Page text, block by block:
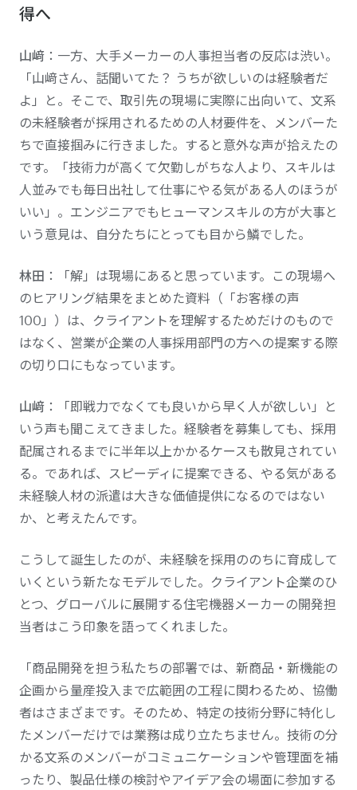
得へ
山﨑 ：一方、大手メーカーの人事担当者の反応は渋い。
「山﨑さん、話聞いてた？ うちが欲しいのは経験者だ
よ」と。そこで、取引先の現場に実際に出向いて、文系
の未経験者が採用されるための人材要件を、メンバーた
ちで直接掴みに行きました。すると意外な声が拾えたの
です。「技術力が高くて欠勤しがちな人より、スキルは
人並みでも毎日出社して仕事にやる気がある人のほうが
いい」。エンジニアでもヒューマンスキルの方が大事と
いう意見は、自分たちにとっても目から鱗でした。
林田 ：「解」は現場にあると思っています。この現場へ
のヒアリング結果をまとめた資料（「お客様の声
100」）は、クライアントを理解するためだけのもので
はなく、営業が企業の人事採用部門の方への提案する際
の切り口にもなっています。
山﨑 ：「即戦力でなくても良いから早く人が欲しい」と
いう声も聞こえてきました。経験者を募集しても、採用
配属されるまでに半年以上かかるケースも散見されてい
る。であれば、スピーディに提案できる、やる気がある
未経験人材の派遣は大きな価値提供になるのではない
か、と考えたんです。
こうして誕生したのが、未経験を採用ののちに育成して
いくという新たなモデルでした。クライアント企業のひ
とつ、グローバルに展開する住宅機器メーカーの開発担
当者はこう印象を語ってくれました。
「商品開発を担う私たちの部署では、新商品・新機能の
企画から量産投入まで広範囲の工程に関わるため、協働
者はさまざまです。そのため、特定の技術分野に特化し
たメンバーだけでは業務は成り立たちません。技術の分
かる文系のメンバーがコミュニケーションや管理面を補
ったり、製品仕様の検討やアイデア会の場面に参加する